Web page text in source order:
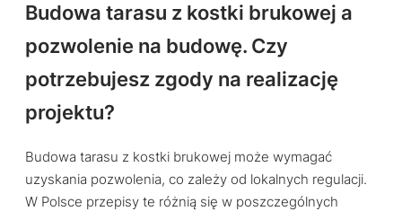
Budowa tarasu z kostki brukowej a
pozwolenie na budowę. Czy
potrzebujesz zgody na realizację
projektu?
Budowa tarasu z kostki brukowej może wymagać
uzyskania pozwolenia, co zależy od lokalnych regulacji.
W Polsce przepisy te różnią się w poszczególnych